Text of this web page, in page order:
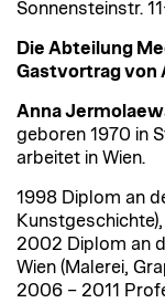
Sonnensteinstr.
Die Abteilung
Gastvortrag von
Anna
geboren 1970 in
arbeitet in Wien.
1998 Diplom an
Kunstgeschichte),
2002 Diplom an
Wien (Malerei,
2006 – 2011